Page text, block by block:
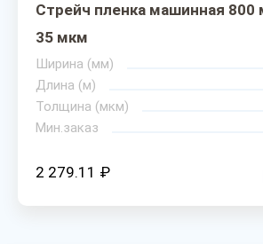
Стрейч пленка машинная 800
35 мкм
Ширина (мм)
Длина (м)
Толщина (мкм)
Мин.заказ
2 279.11 ₽